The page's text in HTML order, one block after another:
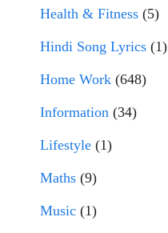
Health & Fitness (5)
Hindi Song Lyrics (1)
Home Work (648)
Information (34)
Lifestyle (1)
Maths (9)
Music (1)